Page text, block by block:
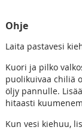
Ohje
Laita pastavesi
Kuori ja pilko
puolikuivaa chiliä
öljy pannulle.
hitaasti
Kun vesi kiehuu,